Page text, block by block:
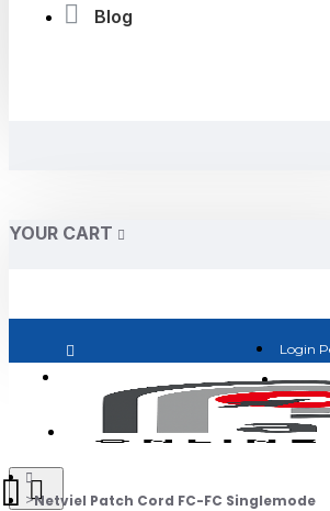
Blog
YOUR CART
Login
Jadi
Netviel Patch Cord FC-FC Singlemode